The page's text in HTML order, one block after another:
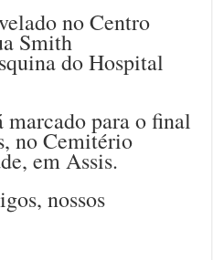
no Centro
Smith
do Hospital
marcado para o final
no Cemitério
em Assis.
nossos